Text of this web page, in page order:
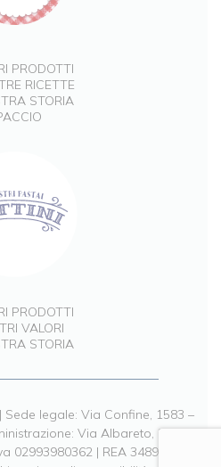
PRODOTTI
RICETTE
STORIA
PRODOTTI
VALORI
STORIA
Sede legale: Via Confine, 1583 –
Via Albareto, 211 –
02993980362 | REA 348903 |